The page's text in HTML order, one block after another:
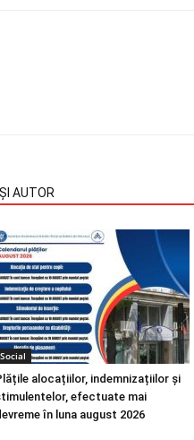
AUTOR
Social
alocațiilor, indemnizațiilor și
efectuate mai
în luna august 2026